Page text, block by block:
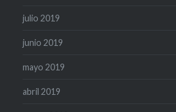
julio 2019
junio 2019
mayo 2019
abril 2019